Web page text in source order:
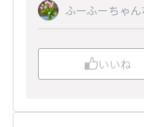
ふーふーちゃん
いいね